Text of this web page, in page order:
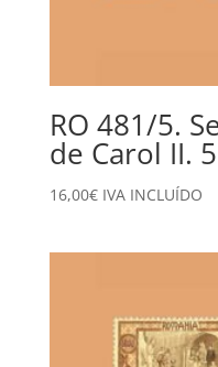
RO 481/5.
de Carol II.
16,00€ IVA INCLUÍDO